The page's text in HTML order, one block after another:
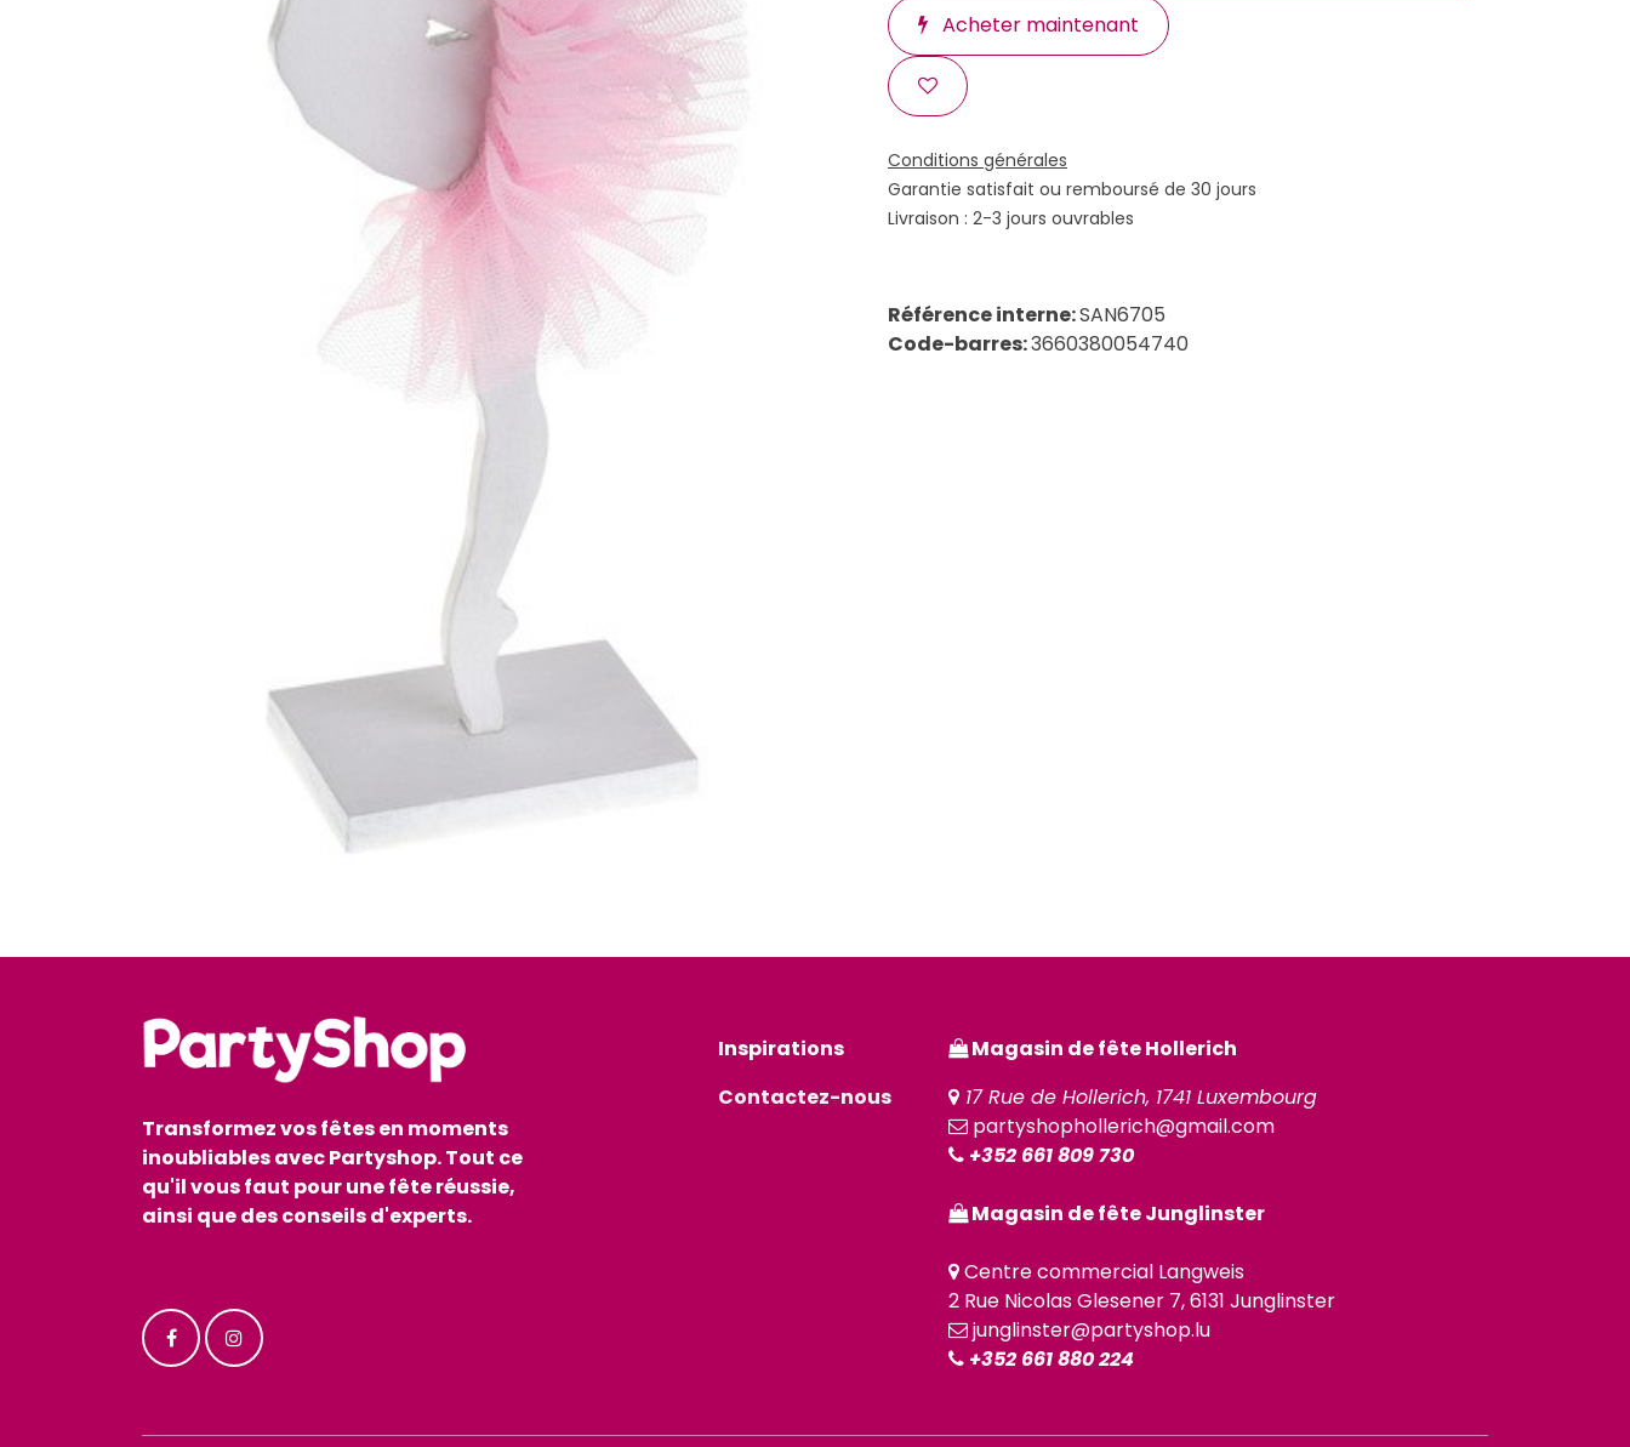
Acheter maintenant
Conditions générales
Garantie satisfait ou remboursé de 30 jours
Livraison : 2-3 jours ouvrables
Référence interne:SAN6705
Code-barres:3660380054740
Transformez vos fêtes en moments
inoubliables avec Partyshop. Tout ce
qu'il vous faut pour une fête réussie,
ainsi que des conseils d'experts.
Inspirations
Contactez-nous
Magasin de fête Hollerich
17 Rue de Hollerich, 1741 Luxembourg
partyshophollerich@gmail.com
+352 661 809 730
Magasin de fête Junglinster
Centre commercial Langweis
2 Rue Nicolas Glesener 7, 6131 Junglinster
junglinster@partyshop.lu
+352 661 880 224